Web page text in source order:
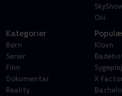
Oiii
Kategorier
Børn
Serier
Film
Dokumentar
Reality
Klovn
X